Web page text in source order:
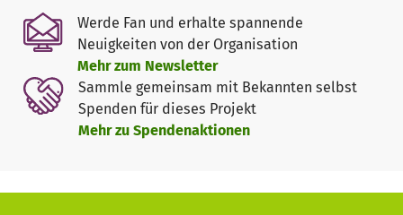
verbraucht die Station im Monat ca. 100 Kg Eintagsküken
für die sogenannten Dauergäste. Das sind Bussarde,
Waldkäuze, Nebelkrähen, Schwäne, Falken und
Waschbären. Sie alle haben ein Handicap, das ihnen das
Überleben draussen in der Natur unmöglich machen
würde, sind aber ansonsten fit und fühlen sich wohl.
Werde Fan und erhalte spannende
Neuigkeiten von der Organisation
Mehr zum Newsletter
Sammle gemeinsam mit Bekannten selbst
Spenden für dieses Projekt
Mehr zu Spendenaktionen